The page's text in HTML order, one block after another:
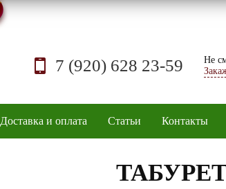
7 (920) 628 23-59
Не
Доставка и оплата Статьи Контакты